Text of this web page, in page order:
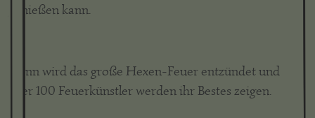
genießen kann.
Dann wird das große Hexen-Feuer entzündet und
über 100 Feuerkünstler werden ihr Bestes zeigen.